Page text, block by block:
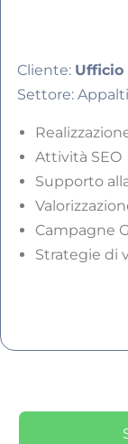
Cliente: Ufficio
Settore:
Attività SEO
Supporto
Campagne
Strategie di